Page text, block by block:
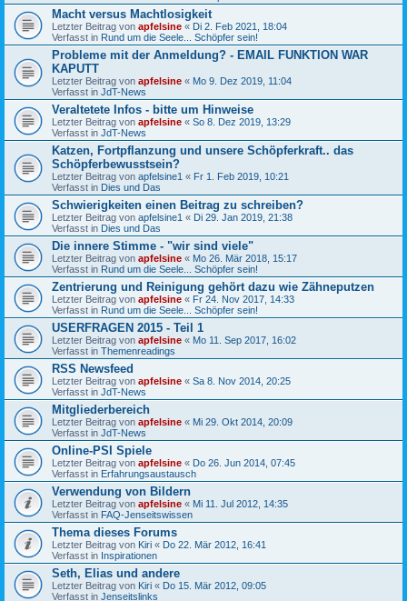
Macht versus Machtlosigkeit
Letzter Beitrag von apfelsine « Di 2. Feb 2021, 18:04
Verfasst in Rund um die Seele... Schöpfer sein!
Probleme mit der Anmeldung? - EMAIL FUNKTION WAR
KAPUTT
Letzter Beitrag von apfelsine « Mo 9. Dez 2019, 11:04
Verfasst in JdT-News
Veraltetete Infos - bitte um Hinweise
Letzter Beitrag von apfelsine « So 8. Dez 2019, 13:29
Verfasst in JdT-News
Katzen, Fortpflanzung und unsere Schöpferkraft.. das
Schöpferbewusstsein?
Letzter Beitrag von apfelsine1 « Fr 1. Feb 2019, 10:21
Verfasst in Dies und Das
Schwierigkeiten einen Beitrag zu schreiben?
Letzter Beitrag von apfelsine1 « Di 29. Jan 2019, 21:38
Verfasst in Dies und Das
Die innere Stimme - "wir sind viele"
Letzter Beitrag von apfelsine « Mo 26. Mär 2018, 15:17
Verfasst in Rund um die Seele... Schöpfer sein!
Zentrierung und Reinigung gehört dazu wie Zähneputzen
Letzter Beitrag von apfelsine « Fr 24. Nov 2017, 14:33
Verfasst in Rund um die Seele... Schöpfer sein!
USERFRAGEN 2015 - Teil 1
Letzter Beitrag von apfelsine « Mo 11. Sep 2017, 16:02
Verfasst in Themenreadings
RSS Newsfeed
Letzter Beitrag von apfelsine « Sa 8. Nov 2014, 20:25
Verfasst in JdT-News
Mitgliederbereich
Letzter Beitrag von apfelsine « Mi 29. Okt 2014, 20:09
Verfasst in JdT-News
Online-PSI Spiele
Letzter Beitrag von apfelsine « Do 26. Jun 2014, 07:45
Verfasst in Erfahrungsaustausch
Verwendung von Bildern
Letzter Beitrag von apfelsine « Mi 11. Jul 2012, 14:35
Verfasst in FAQ-Jenseitswissen
Thema dieses Forums
Letzter Beitrag von Kiri « Do 22. Mär 2012, 16:41
Verfasst in Inspirationen
Seth, Elias und andere
Letzter Beitrag von Kiri « Do 15. Mär 2012, 09:05
Verfasst in Jenseitslinks